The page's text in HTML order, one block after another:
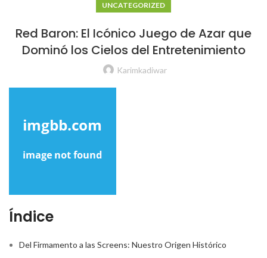
UNCATEGORIZED
Red Baron: El Icónico Juego de Azar que
Dominó los Cielos del Entretenimiento
Karimkadiwar
Índice
Del Firmamento a las Screens: Nuestro Origen Histórico